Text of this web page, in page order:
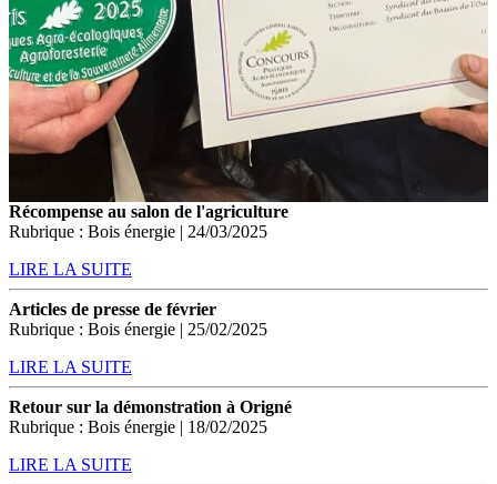
Récompense au salon de l'agriculture
Rubrique : Bois énergie | 24/03/2025
LIRE LA SUITE
Articles de presse de février
Rubrique : Bois énergie | 25/02/2025
LIRE LA SUITE
Retour sur la démonstration à Origné
Rubrique : Bois énergie | 18/02/2025
LIRE LA SUITE